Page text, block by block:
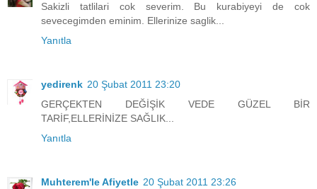
Sakizli tatlilari cok severim. Bu kurabiyeyi de cok
sevecegimden eminim. Ellerinize saglik...
Yanıtla
yedirenk 20 Şubat 2011 23:20
GERÇEKTEN DEĞİŞİK VEDE GÜZEL BİR
TARİF,ELLERİNİZE SAĞLIK...
Yanıtla
Muhterem'le Afiyetle 20 Şubat 2011 23:26